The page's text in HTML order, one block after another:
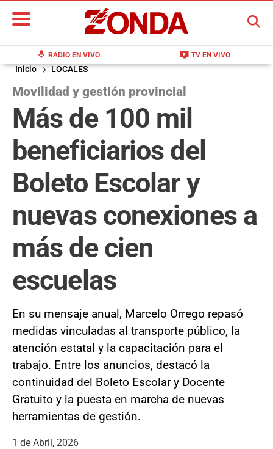
mic RADIO EN VIVO live_tv TV EN VIVO
BUSCAR
Inicio LOCALES
Movilidad y gestión provincial
Más de 100 mil
beneficiarios del
Boleto Escolar y
nuevas conexiones a
más de cien
escuelas
En su mensaje anual, Marcelo Orrego repasó
medidas vinculadas al transporte público, la
atención estatal y la capacitación para el
trabajo. Entre los anuncios, destacó la
continuidad del Boleto Escolar y Docente
Gratuito y la puesta en marcha de nuevas
herramientas de gestión.
1 de Abril, 2026